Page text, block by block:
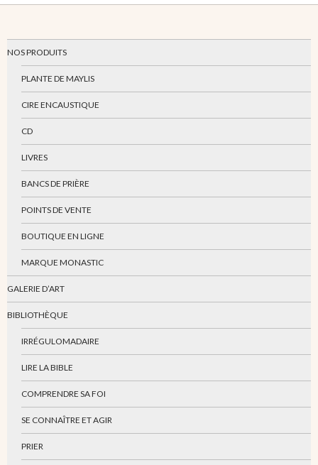
NOS PRODUITS
PLANTE DE MAYLIS
CIRE ENCAUSTIQUE
CD
LIVRES
BANCS DE PRIÈRE
POINTS DE VENTE
BOUTIQUE EN LIGNE
MARQUE MONASTIC
GALERIE D’ART
BIBLIOTHÈQUE
IRRÉGULOMADAIRE
LIRE LA BIBLE
COMPRENDRE SA FOI
SE CONNAÎTRE ET AGIR
PRIER